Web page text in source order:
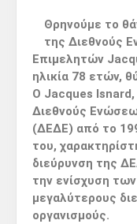
Θρηνούμε το
της Διεθνούς
Επιμελητών
ηλικία 78 ετών,
Ο Jacques
Διεθνούς
(ΔΕΔΕ) από το
του,
διεύρυνση της
την ενίσχυση
μεγαλύτερους
οργανισμούς.